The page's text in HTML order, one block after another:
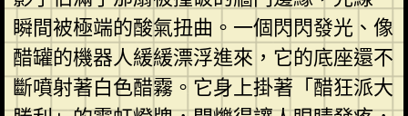
瞬間被極端的酸氣扭曲。一個閃閃發光、像
醋罐的機器人緩緩漂浮進來，它的底座還不
斷噴射著白色醋霧。它身上掛著「醋狂派大